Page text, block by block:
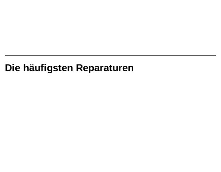
Die häufigsten Reparaturen